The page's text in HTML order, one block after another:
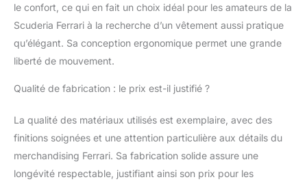
le confort, ce qui en fait un choix idéal pour les amateurs de la
Scuderia Ferrari à la recherche d’un vêtement aussi pratique
qu’élégant. Sa conception ergonomique permet une grande
liberté de mouvement.
Qualité de fabrication : le prix est-il justifié ?
La qualité des matériaux utilisés est exemplaire, avec des
finitions soignées et une attention particulière aux détails du
merchandising Ferrari. Sa fabrication solide assure une
longévité respectable, justifiant ainsi son prix pour les